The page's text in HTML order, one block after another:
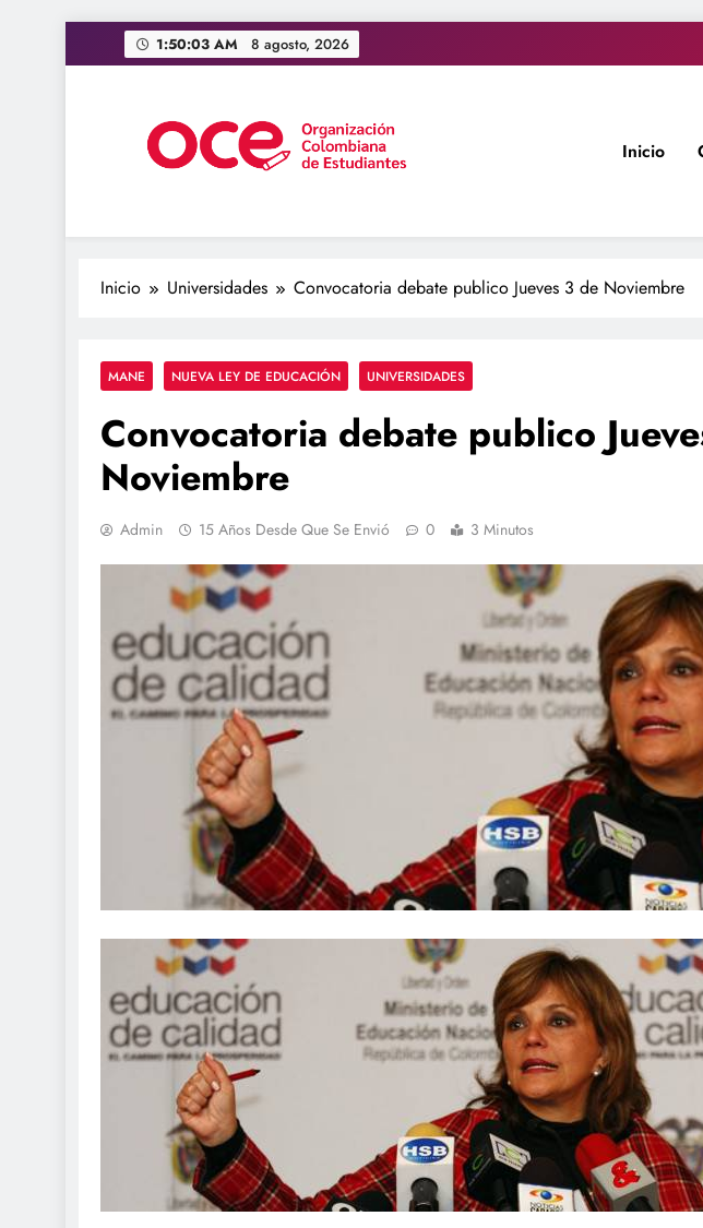
al
1:50:04 AM 8 agosto, 2026
OCE Colombia
Inicio
Inicio Universidades Convocatoria debate publico Jueves 3 de Noviembre
MANE NUEVA LEY DE EDUCACIÓN UNIVERSIDADES
Convocatoria debate publico
Noviembre
Admin 15 Años Desde Que Se Envió 0 3 Minutos